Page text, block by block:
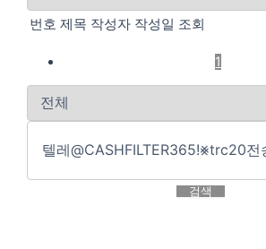
번호 제목 작성자 작성일 조회
1
검색